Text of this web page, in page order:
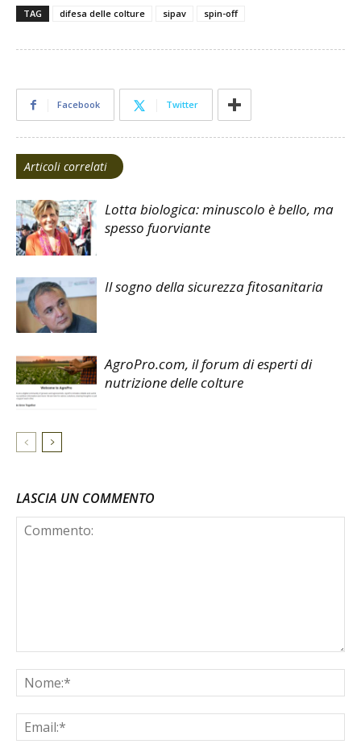
TAG difesa delle colture sipav spin-off
Facebook Twitter
Articoli correlati
Lotta biologica: minuscolo è bello, ma
spesso fuorviante
Il sogno della sicurezza fitosanitaria
AgroPro.com, il forum di esperti di
nutrizione delle colture
LASCIA UN COMMENTO